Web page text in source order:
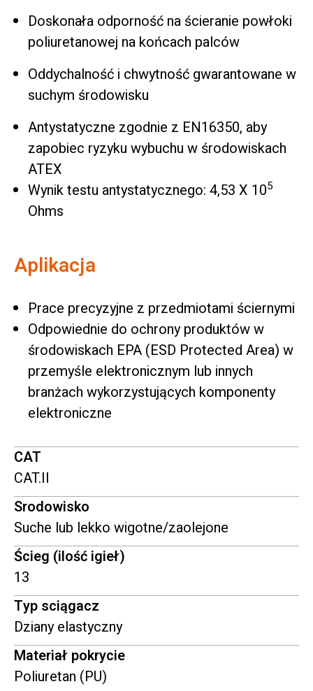
Doskonała odporność na ścieranie powłoki
poliuretanowej na końcach palców
Oddychalność i chwytność gwarantowane w
suchym środowisku
Antystatyczne zgodnie z EN16350, aby
zapobiec ryzyku wybuchu w środowiskach
ATEX
Wynik testu antystatycznego: 4,53 X 105
Ohms
Aplikacja
Prace precyzyjne z przedmiotami ściernymi
Odpowiednie do ochrony produktów w
środowiskach EPA (ESD Protected Area) w
przemyśle elektronicznym lub innych
branżach wykorzystujących komponenty
elektroniczne
CAT
CAT.II
Srodowisko
Suche lub lekko wigotne/zaolejone
Ścieg (ilość igieł)
13
Typ sciągacz
Dziany elastyczny
Materiał pokrycie
Poliuretan (PU)